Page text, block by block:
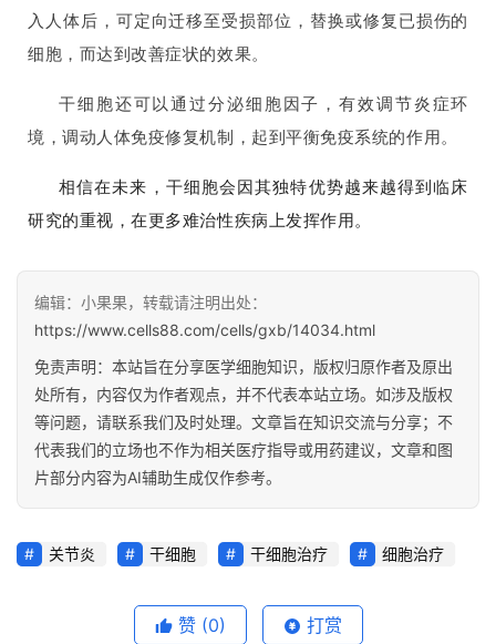
入人体后，可定向迁移至受损部位，替换或修复已损伤的
细胞，而达到改善症状的效果。
干细胞还可以通过分泌细胞因子，有效调节炎症环
境，调动人体免疫修复机制，起到平衡免疫系统的作用。
相信在未来，干细胞会因其独特优势越来越得到临床
研究的重视，在更多难治性疾病上发挥作用。
编辑：小果果，转载请注明出处：
https://www.cells88.com/cells/gxb/14034.html
免责声明：本站旨在分享医学细胞知识，版权归原作者及原出
处所有，内容仅为作者观点，并不代表本站立场。如涉及版权
等问题，请联系我们及时处理。文章旨在知识交流与分享；不
代表我们的立场也不作为相关医疗指导或用药建议，文章和图
片部分内容为AI辅助生成仅作参考。
关节炎 干细胞 干细胞治疗 细胞治疗
赞 (0) 打赏